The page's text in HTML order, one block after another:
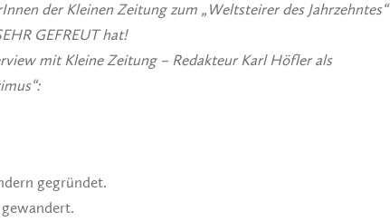
der Kleinen Zeitung zum „Weltsteirer des Jahrzehntes“
GEFREUT hat!
mit Kleine Zeitung – Redakteur Karl Höfler als
gegründet.